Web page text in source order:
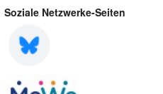
Soziale Netzwerke-Seiten